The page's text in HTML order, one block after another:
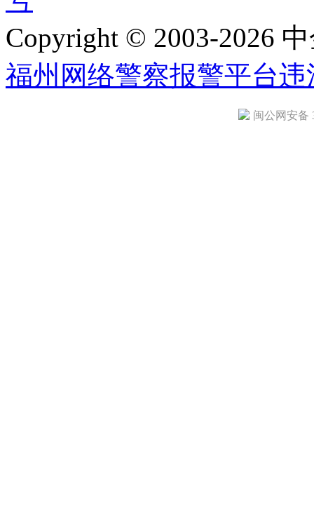
Copyright © 2003-2026
福州网络警察报警平台违
闽公网安备